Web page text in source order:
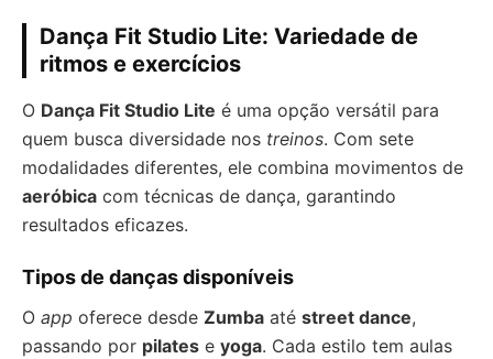
Dança Fit Studio Lite: Variedade de
ritmos e exercícios
O Dança Fit Studio Lite é uma opção versátil para
quem busca diversidade nos treinos. Com sete
modalidades diferentes, ele combina movimentos de
aeróbica com técnicas de dança, garantindo
resultados eficazes.
Tipos de danças disponíveis
O app oferece desde Zumba até street dance,
passando por pilates e yoga. Cada estilo tem aulas